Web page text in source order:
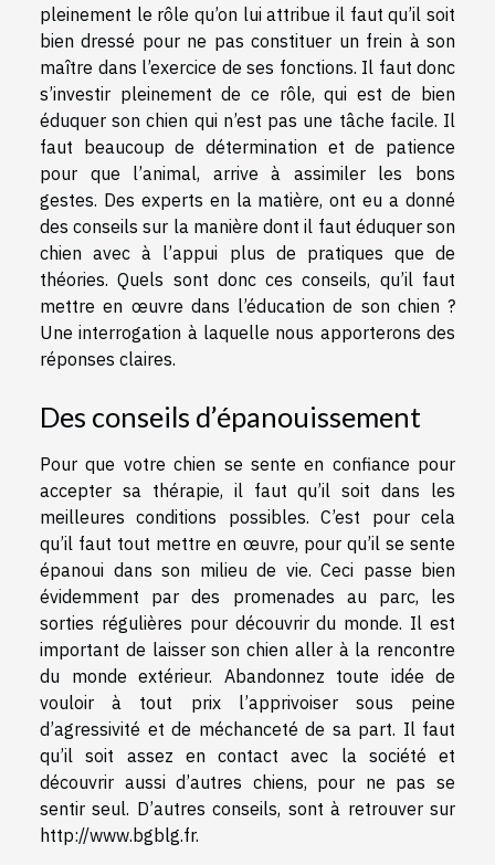
pleinement le rôle qu’on lui attribue il faut qu’il soit
bien dressé pour ne pas constituer un frein à son
maître dans l’exercice de ses fonctions. Il faut donc
s’investir pleinement de ce rôle, qui est de bien
éduquer son chien qui n’est pas une tâche facile. Il
faut beaucoup de détermination et de patience
pour que l’animal, arrive à assimiler les bons
gestes. Des experts en la matière, ont eu a donné
des conseils sur la manière dont il faut éduquer son
chien avec à l’appui plus de pratiques que de
théories. Quels sont donc ces conseils, qu’il faut
mettre en œuvre dans l’éducation de son chien ?
Une interrogation à laquelle nous apporterons des
réponses claires.
Des conseils d’épanouissement
Pour que votre chien se sente en confiance pour
accepter sa thérapie, il faut qu’il soit dans les
meilleures conditions possibles. C’est pour cela
qu’il faut tout mettre en œuvre, pour qu’il se sente
épanoui dans son milieu de vie. Ceci passe bien
évidemment par des promenades au parc, les
sorties régulières pour découvrir du monde. Il est
important de laisser son chien aller à la rencontre
du monde extérieur. Abandonnez toute idée de
vouloir à tout prix l’apprivoiser sous peine
d’agressivité et de méchanceté de sa part. Il faut
qu’il soit assez en contact avec la société et
découvrir aussi d’autres chiens, pour ne pas se
sentir seul. D’autres conseils, sont à retrouver sur
http://www.bgblg.fr.